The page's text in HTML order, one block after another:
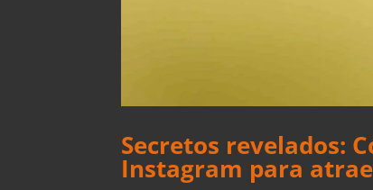
Secretos revelados:
Instagram para